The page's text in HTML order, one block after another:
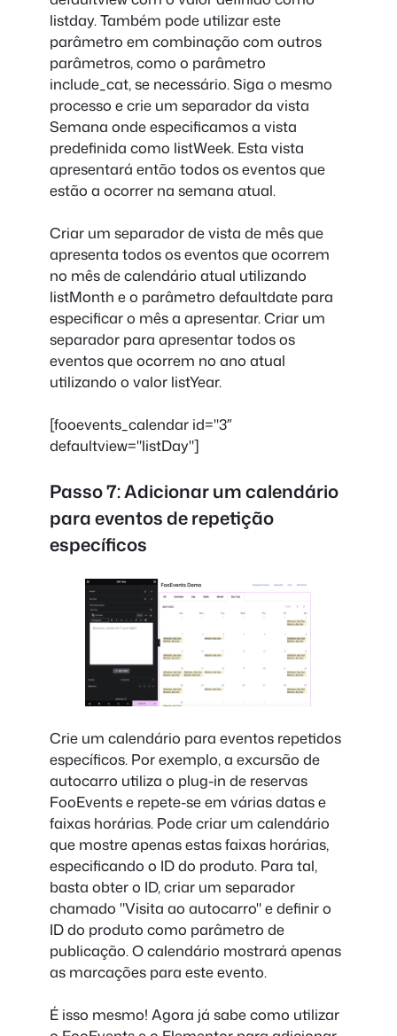
listday. Também pode utilizar este
parâmetro em combinação com outros
parâmetros, como o parâmetro
include_cat, se necessário. Siga o mesmo
processo e crie um separador da vista
Semana onde especificamos a vista
predefinida como listWeek. Esta vista
apresentará então todos os eventos que
estão a ocorrer na semana atual.
Criar um separador de vista de mês que
apresenta todos os eventos que ocorrem
no mês de calendário atual utilizando
listMonth e o parâmetro defaultdate para
especificar o mês a apresentar. Criar um
separador para apresentar todos os
eventos que ocorrem no ano atual
utilizando o valor listYear.
[fooevents_calendar id="3″
defaultview="listDay"]
Passo 7: Adicionar um calendário
para eventos de repetição
específicos
Crie um calendário para eventos repetidos
específicos. Por exemplo, a excursão de
autocarro utiliza o plug-in de reservas
FooEvents e repete-se em várias datas e
faixas horárias. Pode criar um calendário
que mostre apenas estas faixas horárias,
especificando o ID do produto. Para tal,
basta obter o ID, criar um separador
chamado "Visita ao autocarro" e definir o
ID do produto como parâmetro de
publicação. O calendário mostrará apenas
as marcações para este evento.
É isso mesmo! Agora já sabe como utilizar